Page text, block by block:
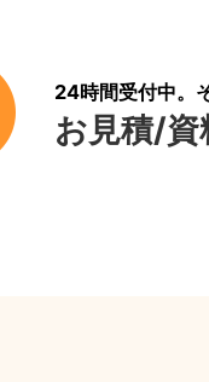
24時間受付中。
お見積/資